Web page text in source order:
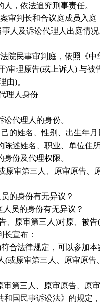
，依法追究刑事责任。
审判长和合议庭成员入庭
人及诉讼代理人出庭情
院民事审判庭，依照《
)审理原告(或上诉人 ) 与被
由)。
理人身份
代理人的身份。
的姓名、性别、出生年
陈述姓名、职业、单位住
份及代理权限。
原审第三人、原审原告、
的身份有无异议？
人员的身份有无异议？
、原审第三人 )对原、被告(
宣布：
符合法律规定，可以参加本
(或原审第三人、原审原告
审第三人、原审原告、原
和国民事诉讼法》的规定